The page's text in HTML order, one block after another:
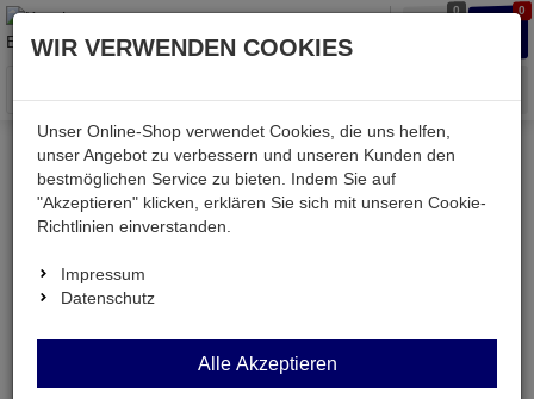
0 0
Menü
Weiter einkaufen Kessler electronic
Bauteile aktiv
PIC12F683-I/P
PIC12F683-I/P
2Kx14 Flash 6I/O 20MHz DIP8
WIR VERWENDEN COOKIES
Unser Online-Shop verwendet Cookies, die uns helfen,
unser Angebot zu verbessern und unseren Kunden den
bestmöglichen Service zu bieten. Indem Sie auf
"Akzeptieren" klicken, erklären Sie sich mit unseren Cookie-
Richtlinien einverstanden.
Impressum
Datenschutz
Alle Akzeptieren